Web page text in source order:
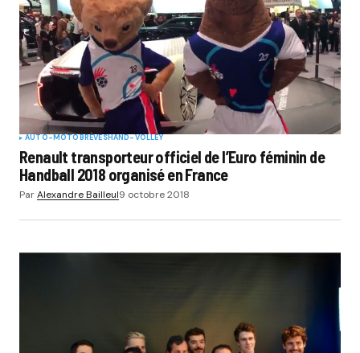
AUTO-MOTOBRÈVESHAND-VOLLEY
Renault transporteur officiel de l’Euro féminin de
Handball 2018 organisé en France
ParAlexandre Bailleul9 octobre 2018